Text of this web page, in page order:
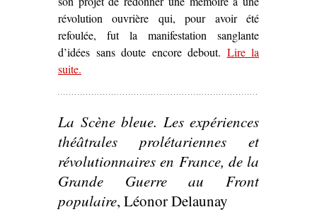
révolution ouvrière qui, pour avoir été
refoulée, fut la manifestation sanglante
d’idées sans doute encore debout. Lire la
suite– ‘« Mais l’idée est debout » – Une pièce
.
La Scène bleue. Les expériences
théâtrales prolétariennes et
révolutionnaires en France, de la
Grande Guerre au Front
populaire, Léonor Delaunay